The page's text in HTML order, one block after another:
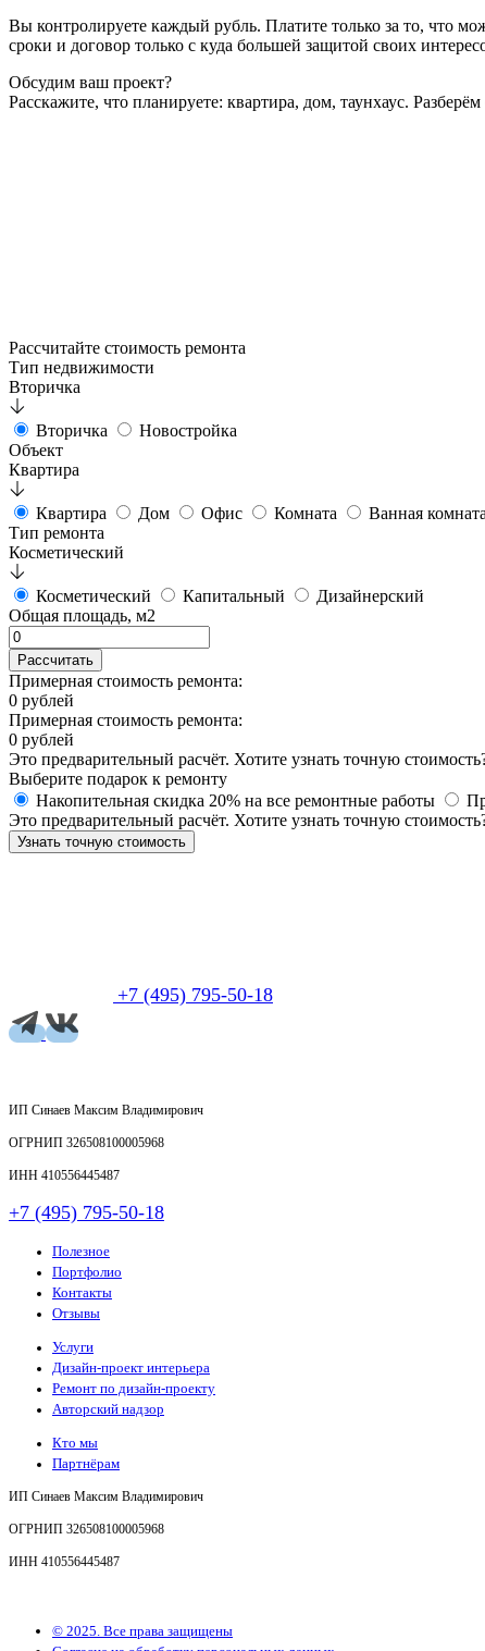
Вы контролируете каждый рубль. Платите только за то, что
сроки и договор только с куда большей защитой своих
Обсудим ваш проект?
Расскажите, что планируете: квартира, дом, таунхаус.
Рассчитайте стоимость ремонта
Тип недвижимости
Вторичка
Вторичка
Новостройка
Объект
Квартира
Квартира Дом Офис Комната
Ванная комната
Тип ремонта
Косметический
Косметический Капитальный
Дизайнерский
Общая площадь, м2
Рассчитать
Примерная стоимость ремонта:
0 рублей
Примерная стоимость ремонта:
0 рублей
Это предварительный расчёт. Хотите узнать точную
Выберите подарок к ремонту
Накопительная скидка 20% на все ремонтные работы
Это предварительный расчёт. Хотите узнать точную
Узнать точную стоимость
+7 (495) 795-50-18
ИП Синаев Максим Владимирович
ОГРНИП 326508100005968
ИНН 410556445487
+7 (495) 795-50-18
Полезное
Портфолио
Контакты
Отзывы
Услуги
Дизайн-проект интерьера
Ремонт по дизайн-проекту
Авторский надзор
Кто мы
Партнёрам
ИП Синаев Максим Владимирович
ОГРНИП 326508100005968
ИНН 410556445487
© 2025. Все права защищены